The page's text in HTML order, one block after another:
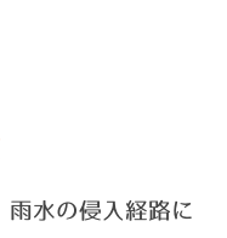
雨水の侵入経路に